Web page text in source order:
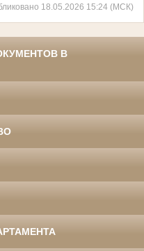
18.05.2026 15:24 (МСК)
В